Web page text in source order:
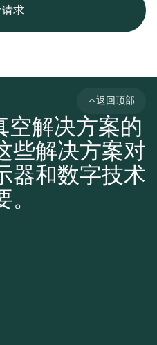
求
空解决方案的
些解决方案对
器和数字技术
返回顶部